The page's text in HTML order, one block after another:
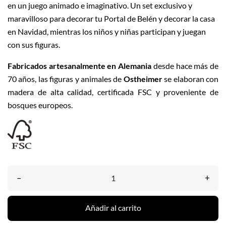
en un juego animado e imaginativo. Un set exclusivo y
maravilloso para decorar tu Portal de Belén y decorar la casa
en Navidad, mientras los niños y niñas participan y juegan
con sus figuras.
Fabricados artesanalmente en Alemania desde hace más de
70 años, las figuras y animales de Ostheimerse elaboran con
madera de alta calidad, certificada FSC y proveniente de
bosques europeos.
– +
Añadir al carrito